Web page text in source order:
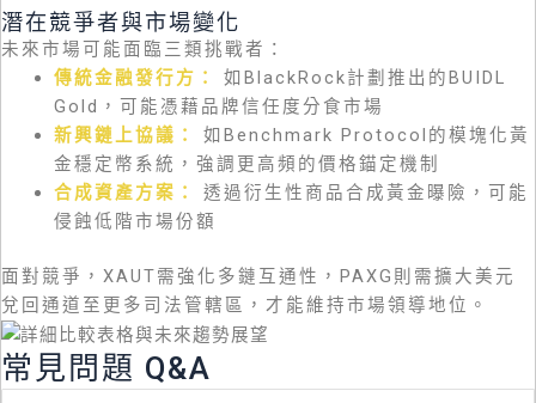
潛在競爭者與市場變化
未來市場可能面臨三類挑戰者：
傳統金融發行方：
如BlackRock計劃推出的BUIDL
Gold，可能憑藉品牌信任度分食市場
新興鏈上協議：
如Benchmark Protocol的模塊化黃
金穩定幣系統，強調更高頻的價格錨定機制
合成資產方案：
透過衍生性商品合成黃金曝險，可能
侵蝕低階市場份額
面對競爭，XAUT需強化多鏈互通性，PAXG則需擴大美元
兌回通道至更多司法管轄區，才能維持市場領導地位。
常見問題 Q&A